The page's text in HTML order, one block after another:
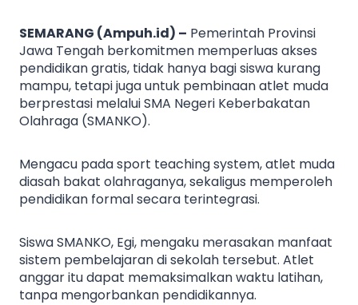
SEMARANG (Ampuh.id) – Pemerintah Provinsi
Jawa Tengah berkomitmen memperluas akses
pendidikan gratis, tidak hanya bagi siswa kurang
mampu, tetapi juga untuk pembinaan atlet muda
berprestasi melalui SMA Negeri Keberbakatan
Olahraga (SMANKO).
Mengacu pada sport teaching system, atlet muda
diasah bakat olahraganya, sekaligus memperoleh
pendidikan formal secara terintegrasi.
Siswa SMANKO, Egi, mengaku merasakan manfaat
sistem pembelajaran di sekolah tersebut. Atlet
anggar itu dapat memaksimalkan waktu latihan,
tanpa mengorbankan pendidikannya.